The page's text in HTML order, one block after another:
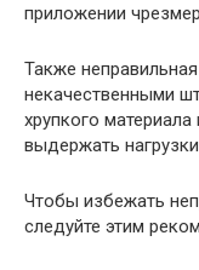
приложении
Также
некачественными
хрупкого
выдержать
Чтобы избежать
следуйте этим